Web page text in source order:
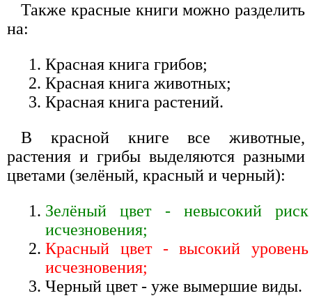
Также красные книги можно разделить
на:
Красная книга грибов;
Красная книга животных;
Красная книга растений.
В красной книге все животные,
растения и грибы выделяются разными
цветами (зелёный, красный и черный):
Зелёный цвет - невысокий риск
исчезновения;
Красный цвет - высокий уровень
исчезновения;
Черный цвет - уже вымершие виды.